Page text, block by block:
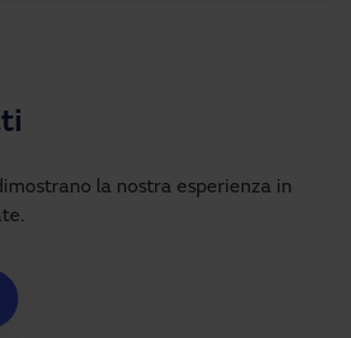
la nostra esperienza in